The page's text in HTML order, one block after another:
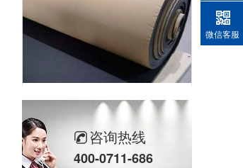
自粘橡塑保温板
咨询热线
400-0711-686
微信客服